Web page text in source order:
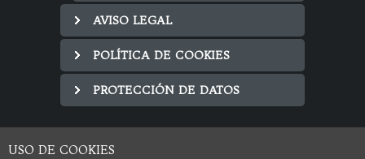
AVISO LEGAL
POLÍTICA DE COOKIES
PROTECCIÓN DE DATOS
USO DE COOKIES